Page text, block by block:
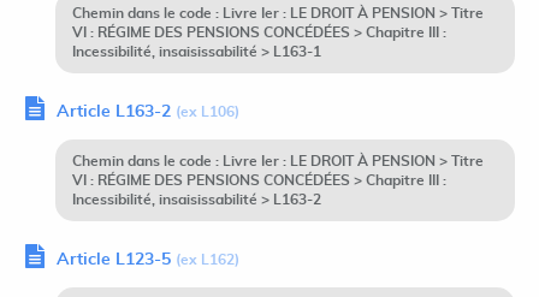
Chemin dans le code : Livre Ier : LE DROIT À PENSION > Titre
VI : RÉGIME DES PENSIONS CONCÉDÉES > Chapitre III :
Incessibilité, insaisissabilité > L163-1
Article L163-2 (ex L106)
Chemin dans le code : Livre Ier : LE DROIT À PENSION > Titre
VI : RÉGIME DES PENSIONS CONCÉDÉES > Chapitre III :
Incessibilité, insaisissabilité > L163-2
Article L123-5 (ex L162)